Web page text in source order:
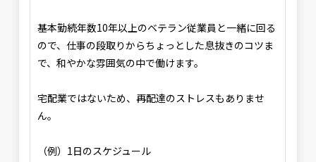
基本勤続年数10年以上のベテラン従業員と一緒に回る
ので、仕事の段取りからちょっとした息抜きのコツま
で、和やかな雰囲気の中で働けます。
宅配業ではないため、再配達のストレスもありませ
ん。
（例）1日のスケジュール